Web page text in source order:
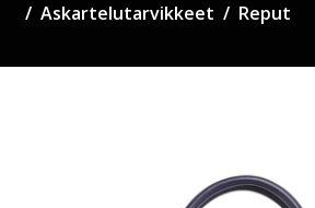
Askartelutarvikkeet Reput